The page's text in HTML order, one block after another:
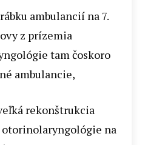
ambulancií na 7.
z prízemia
tam čoskoro
ambulancie,
rekonštrukcia
na